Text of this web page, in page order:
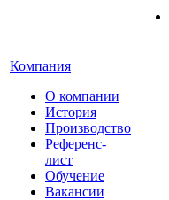
Компания
О компании
История
Производство
Референс-
лист
Обучение
Вакансии